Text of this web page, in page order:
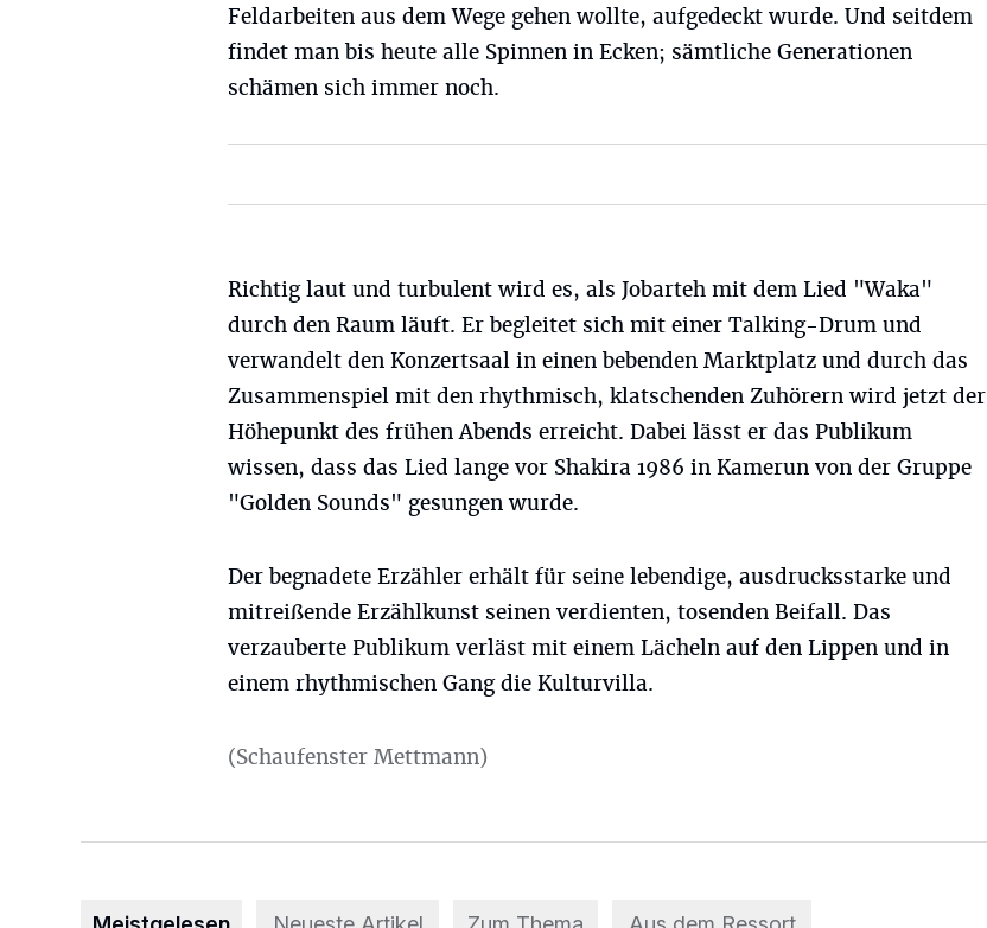
Feldarbeiten aus dem Wege gehen wollte, aufgedeckt wurde. Und seitdem
findet man bis heute alle Spinnen in Ecken; sämtliche Generationen
schämen sich immer noch.
Richtig laut und turbulent wird es, als Jobarteh mit dem Lied "Waka"
durch den Raum läuft. Er begleitet sich mit einer Talking-Drum und
verwandelt den Konzertsaal in einen bebenden Marktplatz und durch das
Zusammenspiel mit den rhythmisch, klatschenden Zuhörern wird jetzt der
Höhepunkt des frühen Abends erreicht. Dabei lässt er das Publikum
wissen, dass das Lied lange vor Shakira 1986 in Kamerun von der Gruppe
"Golden Sounds" gesungen wurde.
Der begnadete Erzähler erhält für seine lebendige, ausdrucksstarke und
mitreißende Erzählkunst seinen verdienten, tosenden Beifall. Das
verzauberte Publikum verläst mit einem Lächeln auf den Lippen und in
einem rhythmischen Gang die Kulturvilla.
(Schaufenster Mettmann)